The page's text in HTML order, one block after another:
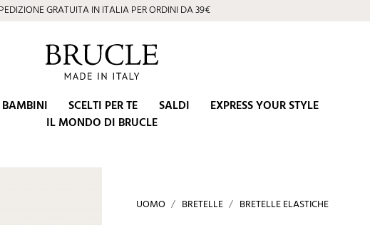
⭐ 4.9/5 su Google | Eccellenza Artigiana dal 2002
BAMBINI SCELTI PER TE SALDI
EXPRESS YOUR STYLE
IL MONDO DI BRUCLE
UOMO BRETELLE BRETELLE ELASTICHE